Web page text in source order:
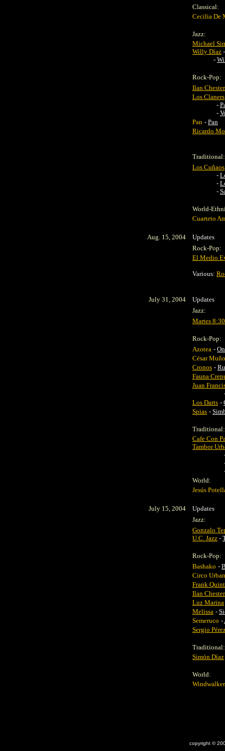
Classical:
Cecilia De
Jazz:
Michael
Willy Díaz
-
Rock-Pop:
Ilan Chester
Los Claners
-
-
Pan - Pan
Ricardo
Traditional:
Los Cuñaos
-
-
-
World-
Cuarteto
Aug. 15, 2004
Updates
Rock-Pop:
El Medio
Various:
July 31, 2004
Updates
Jazz:
Martes 8:30
Rock-Pop:
Azotea -
César
Cronos -
Fauna
Juan
Los Darts -
Spias -
Traditional:
Cafe Con
Tambor
World:
Jesús
July 15, 2004
Updates
Jazz:
Gonzalo
U.C. Jazz -
Rock-Pop:
Bashako -
Circo
Frank
Ilan Chester
Luz Marina
Melissa -
Semeruco -
Sergio
Traditional:
Simón Díaz
World:
copyright ©